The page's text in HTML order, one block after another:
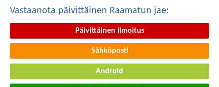
Vastaanota päivittäinen Raamatun jae:
Päivittäinen ilmoitus
Sähköposti
Android